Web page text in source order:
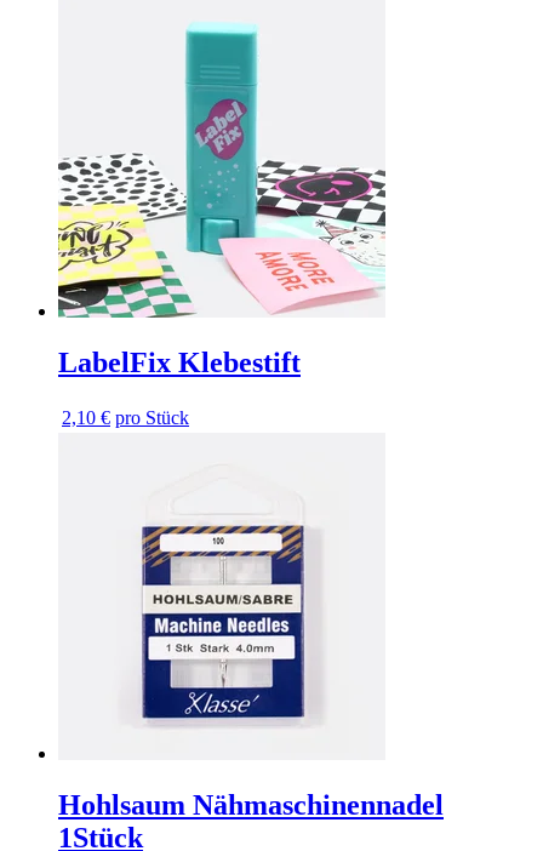
LabelFix Klebestift
2,10 € pro Stück
Hohlsaum Nähmaschinennadel
1Stück